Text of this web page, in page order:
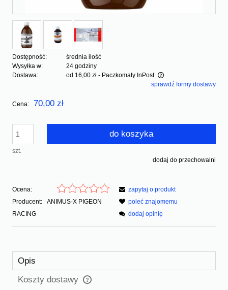
Dostępność:
średnia ilość
Wysyłka w:
24 godziny
Dostawa:
od 16,00 zł - Paczkomaty InPost
Cena nie zawiera ewentualnych kosztów płatnościsprawdź formy dostawy
Cena: 70,00 zł
szt.
do koszyka
dodaj do przechowalni
Ocena:
Producent:
ANIMUS-X PIGEON
RACING
zapytaj o produkt
poleć znajomemu
dodaj opinię
Opis
Koszty dostawy
Cena nie zawiera ewentualnych kosztów płatności